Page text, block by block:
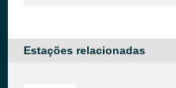
Estações relacionadas